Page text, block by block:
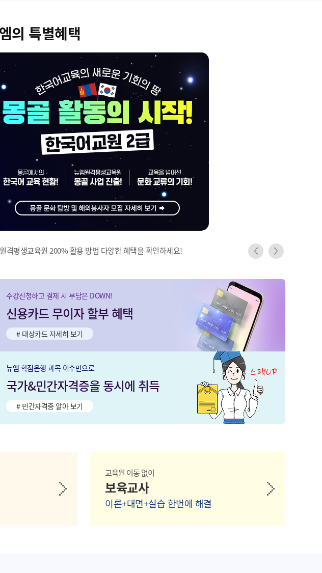
의 특별혜택
격평생교육원 200% 활용 방법 다양한 혜택을 확인하세요!
수강신청하고 결제 시 부담은 DOWN!
신용카드 무이자 할부 혜택
# 대상카드 자세히 보기
뉴엠 학점은행 과목 이수만으로
국가&민간자격증을 동시에 취득
# 민간자격증 알아 보기
교육원 이동 없이
보육교사
이론+대면+실습 한번에 해결